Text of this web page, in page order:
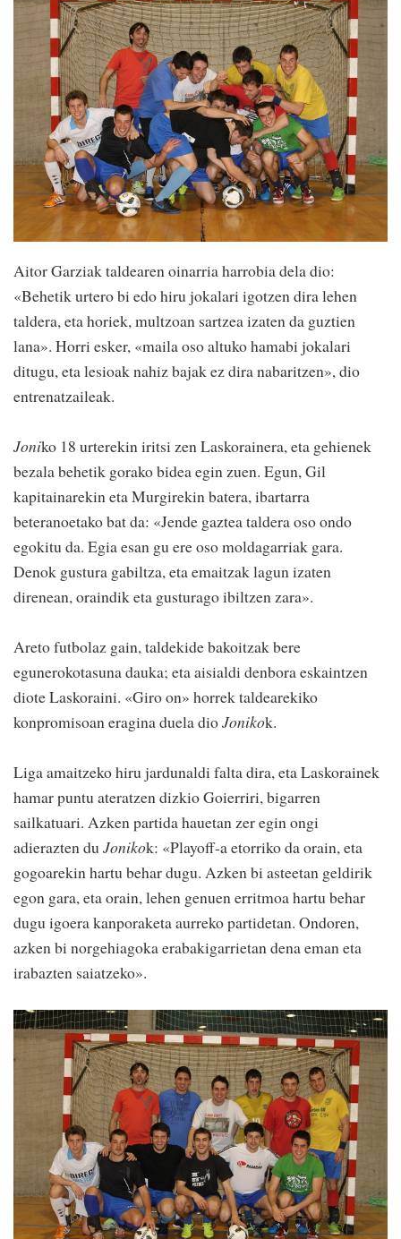
Aitor Garziak taldearen oinarria harrobia dela dio:
«Behetik urtero bi edo hiru jokalari igotzen dira lehen
taldera, eta horiek, multzoan sartzea izaten da guztien
lana». Horri esker, «maila oso altuko hamabi jokalari
ditugu, eta lesioak nahiz bajak ez dira nabaritzen», dio
entrenatzaileak.
Joniko 18 urterekin iritsi zen Laskorainera, eta gehienek
bezala behetik gorako bidea egin zuen. Egun, Gil
kapitainarekin eta Murgirekin batera, ibartarra
beteranoetako bat da: «Jende gaztea taldera oso ondo
egokitu da. Egia esan gu ere oso moldagarriak gara.
Denok gustura gabiltza, eta emaitzak lagun izaten
direnean, oraindik eta gusturago ibiltzen zara».
Areto futbolaz gain, taldekide bakoitzak bere
egunerokotasuna dauka; eta aisialdi denbora eskaintzen
diote Laskoraini. «Giro on» horrek taldearekiko
konpromisoan eragina duela dioJonikok.
Liga amaitzeko hiru jardunaldi falta dira, eta Laskorainek
hamar puntu ateratzen dizkio Goierriri, bigarren
sailkatuari. Azken partida hauetan zer egin ongi
adierazten du Jonikok: «Playoff-a etorriko da orain, eta
gogoarekin hartu behar dugu. Azken bi asteetan geldirik
egon gara, eta orain, lehen genuen erritmoa hartu behar
dugu igoera kanporaketa aurreko partidetan. Ondoren,
azken bi norgehiagoka erabakigarrietan dena eman eta
irabazten saiatzeko».